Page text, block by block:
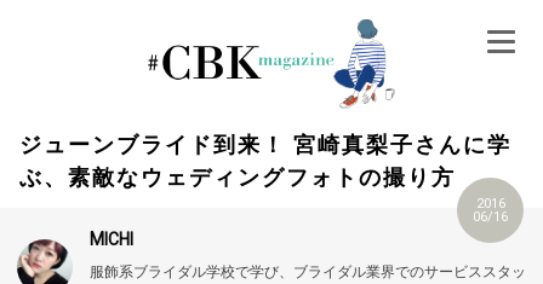
ジューンブライド到来！ 宮崎真梨子さんに学
ぶ、素敵なウェディングフォトの撮り方
2016
06/16
MICHI
服飾系ブライダル学校で学び、ブライダル業界でのサービススタッ